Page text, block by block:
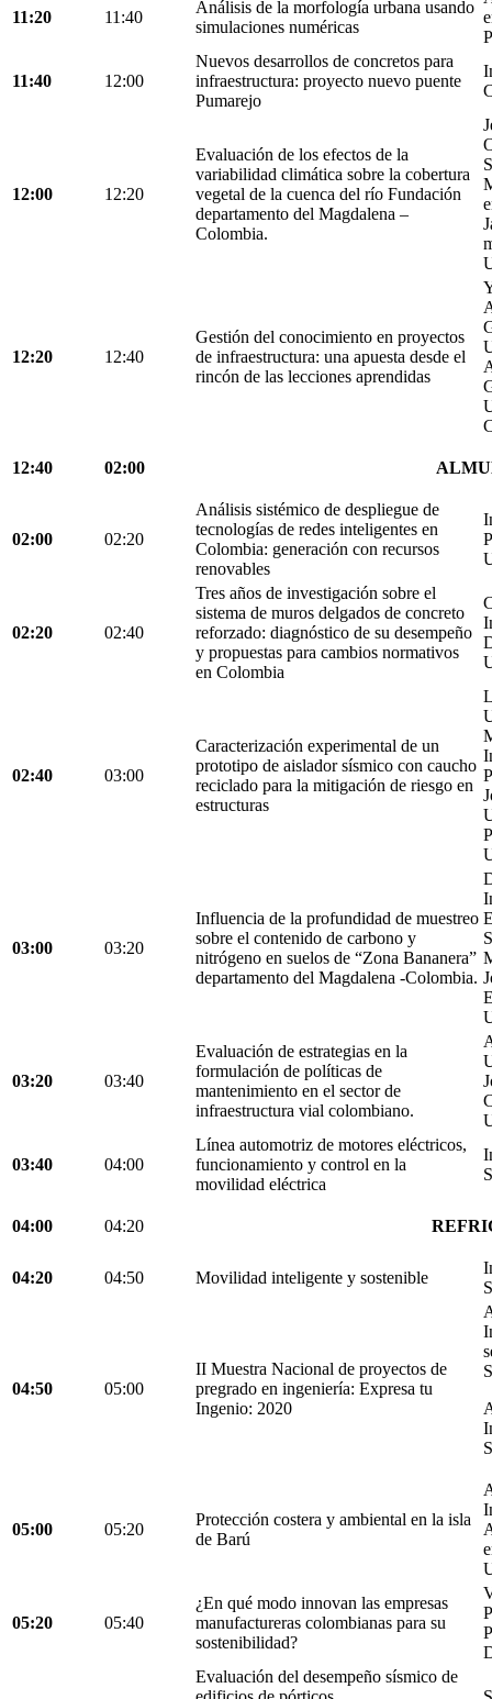
11:20 11:40
Análisis de la morfología urbana usando
simulaciones numéricas
11:40 12:00
Nuevos desarrollos de concretos para
infraestructura: proyecto nuevo puente
Pumarejo
12:00 12:20
Evaluación de los efectos de la
variabilidad climática sobre la cobertura
vegetal de la cuenca del río Fundación
departamento del Magdalena –
Colombia.
12:20 12:40
Gestión del conocimiento en proyectos
de infraestructura: una apuesta desde el
rincón de las lecciones aprendidas
12:40 02:00
02:00 02:20
Análisis sistémico de despliegue de
tecnologías de redes inteligentes en
Colombia: generación con recursos
renovables
02:20 02:40
Tres años de investigación sobre el
sistema de muros delgados de concreto
reforzado: diagnóstico de su desempeño
y propuestas para cambios normativos
en Colombia
02:40 03:00
Caracterización experimental de un
prototipo de aislador sísmico con caucho
reciclado para la mitigación de riesgo en
estructuras
03:00 03:20
Influencia de la profundidad de muestreo
sobre el contenido de carbono y
nitrógeno en suelos de “Zona Bananera”
departamento del Magdalena -Colombia.
03:20 03:40
Evaluación de estrategias en la
formulación de políticas de
mantenimiento en el sector de
infraestructura vial colombiano.
03:40 04:00
Línea automotriz de motores eléctricos,
funcionamiento y control en la
movilidad eléctrica
04:00 04:20
04:20 04:50 Movilidad inteligente y sostenible
04:50 05:00
II Muestra Nacional de proyectos de
pregrado en ingeniería: Expresa tu
Ingenio: 2020
05:00 05:20
Protección costera y ambiental en la isla
de Barú
05:20 05:40
¿En qué modo innovan las empresas
manufactureras colombianas para su
sostenibilidad?
Evaluación del desempeño sísmico de